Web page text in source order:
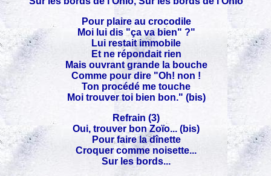
Pour plaire au crocodile
Moi lui dis "ça va bien" ?"
Lui restait immobile
Et ne répondait rien
Mais ouvrant grande la bouche
Comme pour dire "Oh! non !
Ton procédé me touche
Moi trouver toi bien bon." (bis)
Refrain (3)
Oui, trouver bon Zoïo... (bis)
Pour faire la dînette
Croquer comme noisette...
Sur les bords...